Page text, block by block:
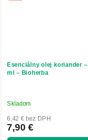
Esenciálny olej koriander –
ml – Bioherba
Skladom
6,42 € bez DPH
7,90 €